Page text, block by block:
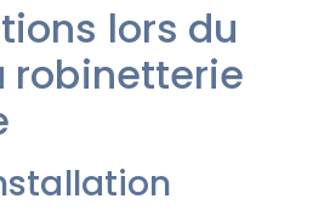
lors du
robinetterie